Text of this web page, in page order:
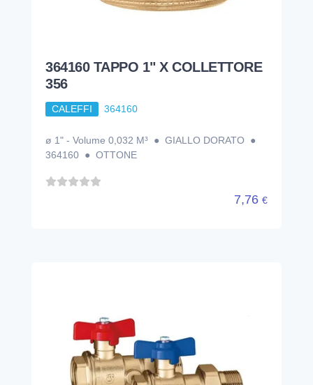
364160 TAPPO 1" X COLLETTORE
356
CALEFFI 364160
ø 1" - Volume 0,032 M³ ● GIALLO DORATO ●
364160 ● OTTONE
7,76 €